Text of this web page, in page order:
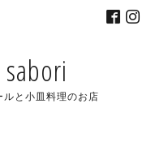
と小皿料理のお店